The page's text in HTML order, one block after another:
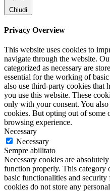
Chiudi
Privacy Overview
This website uses cookies to
navigate through the website.
categorized as necessary are
essential for the working of
also use third-party cookies that
you use this website. These
only with your consent. You
cookies. But opting out of some
browsing experience.
Necessary
Necessary
Sempre abilitato
Necessary cookies are
function properly. This category
basic functionalities and security
cookies do not store any